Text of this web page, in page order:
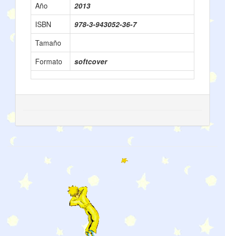
Año
2013
ISBN
978-3-943052-36-7
Tamaño
Formato
softcover